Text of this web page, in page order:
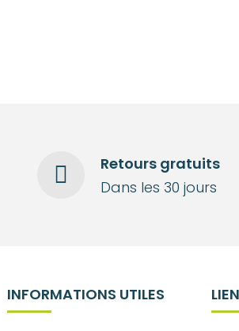
Retours gratuits
Dans les 30 jours
INFORMATIONS UTILES